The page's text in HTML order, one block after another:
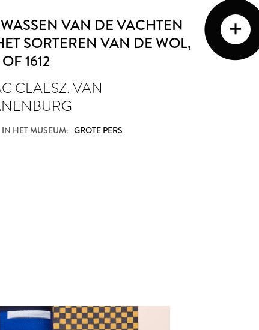
VAN DE VACHTEN
SORTEREN VAN DE WOL,
1612
CLAESZ. VAN
IN HET MUSEUM: GROTE PERS